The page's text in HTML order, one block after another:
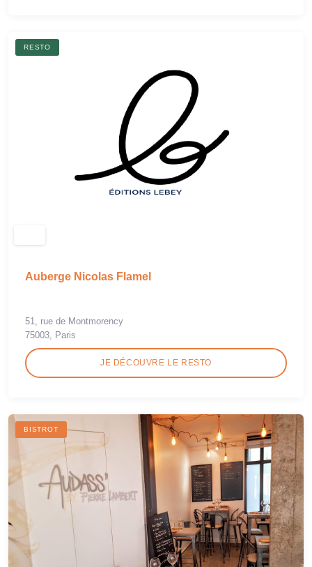
RESTO
Auberge Nicolas Flamel
51, rue de Montmorency
75003, Paris
JE DÉCOUVRE LE RESTO
BISTROT